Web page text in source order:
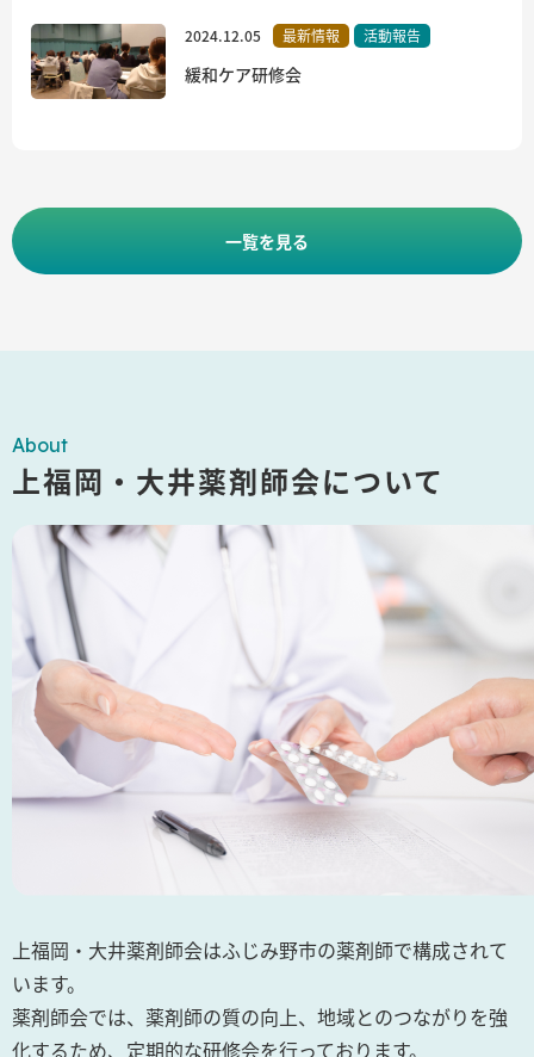
2024.12.05 最新情報 活動報告
緩和ケア研修会
一覧を見る
About
上福岡・大井薬剤師会について
上福岡・大井薬剤師会はふじみ野市の薬剤師で構成されて
います。
薬剤師会では、薬剤師の質の向上、地域とのつながりを強
化するため、定期的な研修会を行っております。